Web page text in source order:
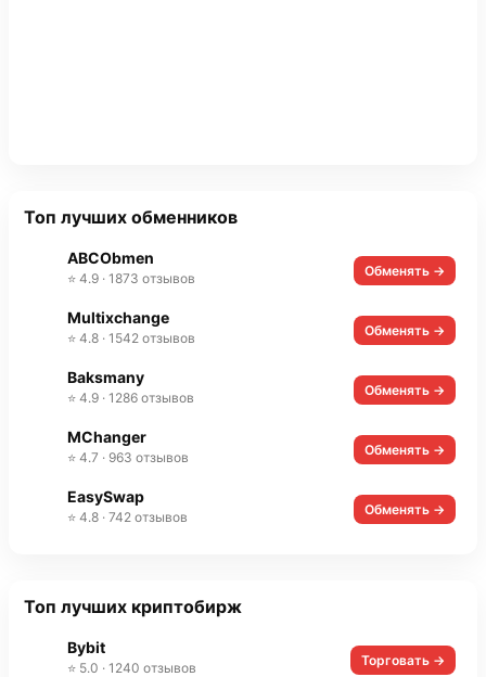
Топ лучших обменников
ABCObmen
⭐ 4.9 · 1873 отзывов Обменять →
Multixchange
⭐ 4.8 · 1542 отзывов Обменять →
Baksmany
⭐ 4.9 · 1286 отзывов Обменять →
MChanger
⭐ 4.7 · 963 отзывов Обменять →
EasySwap
⭐ 4.8 · 742 отзывов Обменять →
Топ лучших криптобирж
Bybit
⭐ 5.0 · 1240 отзывов Торговать →